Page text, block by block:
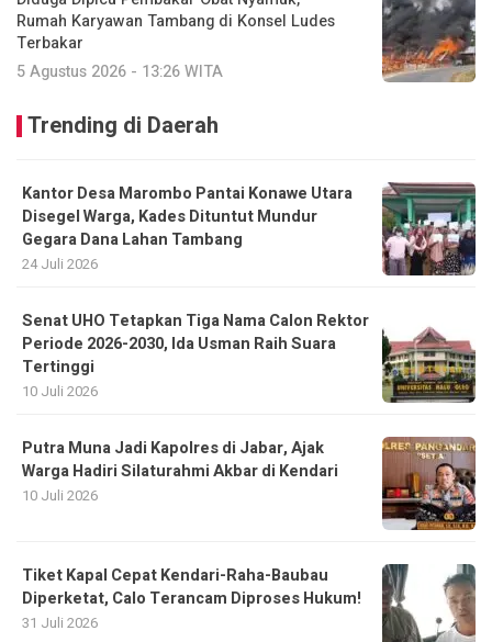
Rumah Karyawan Tambang di Konsel Ludes
Terbakar
5 Agustus 2026 - 13:26 WITA
Trending di Daerah
Kantor Desa Marombo Pantai Konawe Utara
Disegel Warga, Kades Dituntut Mundur
Gegara Dana Lahan Tambang
24 Juli 2026
Senat UHO Tetapkan Tiga Nama Calon Rektor
Periode 2026-2030, Ida Usman Raih Suara
Tertinggi
10 Juli 2026
Putra Muna Jadi Kapolres di Jabar, Ajak
Warga Hadiri Silaturahmi Akbar di Kendari
10 Juli 2026
Tiket Kapal Cepat Kendari-Raha-Baubau
Diperketat, Calo Terancam Diproses Hukum!
31 Juli 2026